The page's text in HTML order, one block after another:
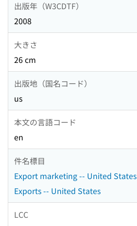
出版年（W3CDTF）
2008
大きさ
26 cm
出版地（国名コード）
us
本文の言語コード
en
件名標目
Export marketing -- United States
Exports -- United States
LCC